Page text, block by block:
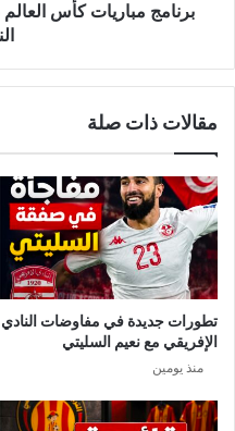
ي
ي
ط
ا
ق
م
ه
ي
ر
ر
أ
ل
ع
ا
ل
م
0
2
ا
ل
مقالات ذات صلة
تطورات جديدة في مفاوضات النادي
الإفريقي مع نعيم السليتي
منذ يومين